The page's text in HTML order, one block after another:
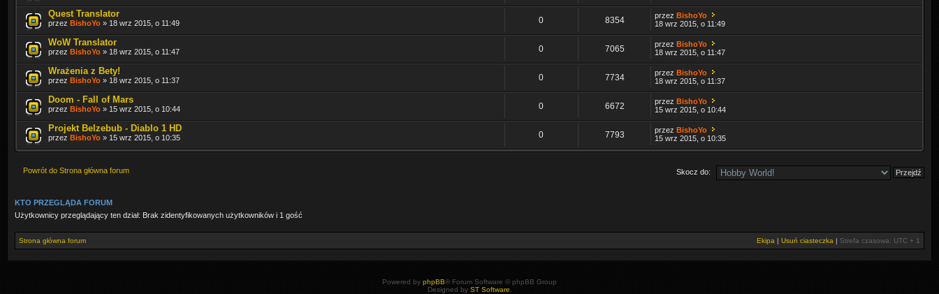
Quest Translator
przez BishoYo » 18 wrz 2015, o 11:49 0 8354 przezBishoYo
18 wrz 2015, o 11:49
WoW Translator
przez BishoYo » 18 wrz 2015, o 11:47 0 7065 przezBishoYo
18 wrz 2015, o 11:47
Wrażenia z Bety!
przez BishoYo » 18 wrz 2015, o 11:37 0 7734 przezBishoYo
18 wrz 2015, o 11:37
Doom - Fall of Mars
przez BishoYo » 15 wrz 2015, o 10:44 0 6672 przezBishoYo
15 wrz 2015, o 10:44
Projekt Belzebub - Diablo 1 HD
przez BishoYo » 15 wrz 2015, o 10:35 0 7793 przezBishoYo
15 wrz 2015, o 10:35
Powrót do Strona główna forum Skocz do:
KTO PRZEGLĄDA FORUM
Użytkownicy przeglądający ten dział: Brak zidentyfikowanych użytkowników i 1 gość
Strona główna forum Ekipa | Usuń ciasteczka | Strefa czasowa: UTC + 1
Powered by phpBB® Forum Software © phpBB Group
Designed by ST Software